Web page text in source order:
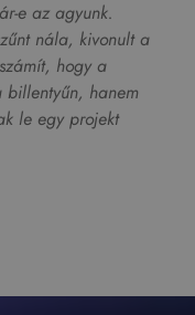
e az agyunk.
nála, kivonult a
hogy a
hanem
le egy projekt